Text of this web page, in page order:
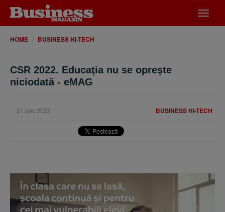
meniu
HOME BUSINESS HI-TECH
CSR 2022. Educaţia nu se opreşte
niciodată - eMAG
BUSINESS HI-TECH
21 dec 2022